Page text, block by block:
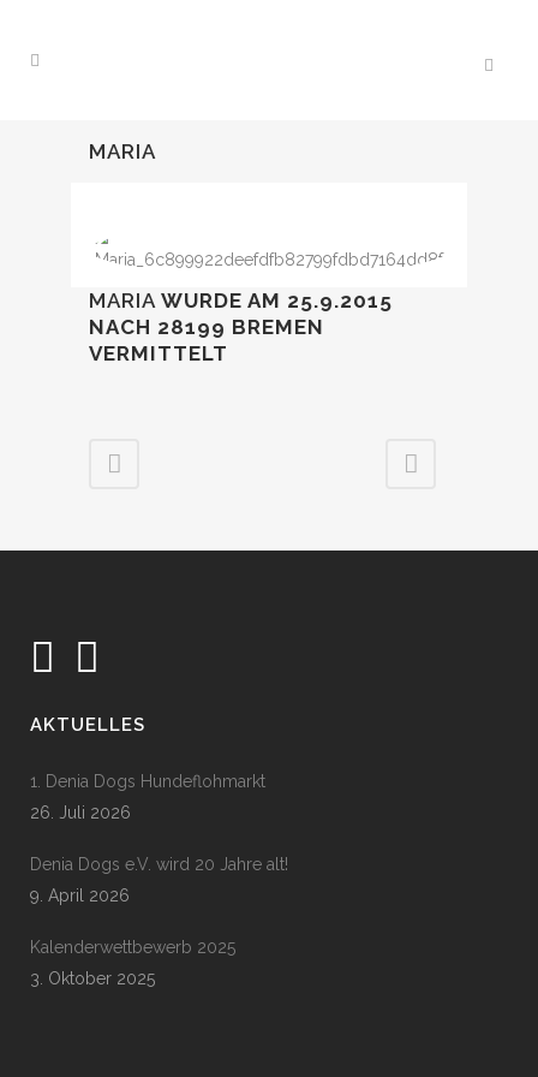
MARIA
MARIA WURDE AM 25.9.2015
NACH 28199 BREMEN
VERMITTELT
AKTUELLES
1. Denia Dogs Hundeflohmarkt
26. Juli 2026
Denia Dogs e.V. wird 20 Jahre alt!
9. April 2026
Kalenderwettbewerb 2025
3. Oktober 2025